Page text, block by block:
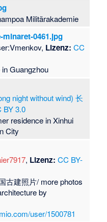
Militärakademie
0461.jpg
Lizenz: CC
Guangzhou
night without wind) 长
BY 3.0
residence in Xinhui
City
, Lizenz: CC BY-
古建照片/ more photos
by
user/1500781